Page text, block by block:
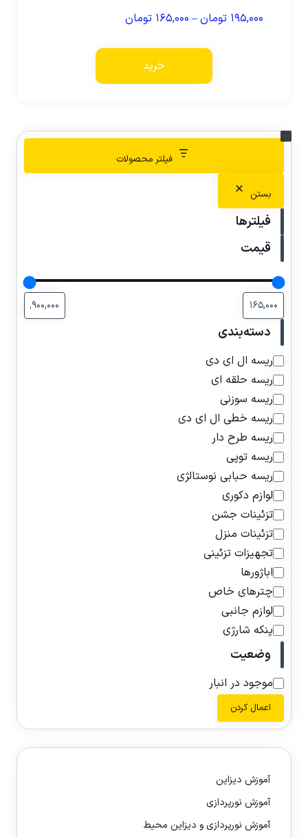
۱۹۵,۰۰۰ تومان– ۱۶۵,۰۰۰ تومان
خرید
فیلتر محصولات
بستن
فیلترها
قیمت
دسته‌بندی
ریسه ال ای دی
ریسه حلقه ای
ریسه سوزنی
ریسه خطی ال ای دی
ریسه طرح دار
ریسه توپی
ریسه حبابی نوستالژی
لوازم دکوری
تزئینات جشن
تزئینات منزل
تجهیزات تزئینی
اباژورها
چترهای خاص
لوازم جانبی
پنکه شارژی
وضعیت
موجود در انبار
اعمال کردن
آموزش دیزاین
آموزش نورپردازی
آموزش نورپردازی و دیزاین محیط